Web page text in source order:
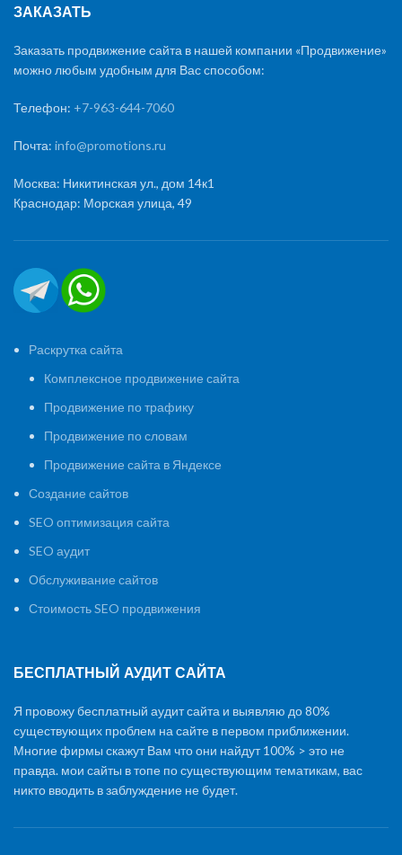
ЗАКАЗАТЬ
Заказать продвижение сайта в нашей компании «Продвижение»
можно любым удобным для Вас способом:
Телефон: +7-963-644-7060
Почта: info@promotions.ru
Москва: Никитинская ул., дом 14к1
Краснодар: Морская улица, 49
Раскрутка сайта
Комплексное продвижение сайта
Продвижение по трафику
Продвижение по словам
Продвижение сайта в Яндексе
Создание сайтов
SEO оптимизация сайта
SEO аудит
Обслуживание сайтов
Стоимость SEO продвижения
БЕСПЛАТНЫЙ АУДИТ САЙТА
Я провожу бесплатный аудит сайта и выявляю до 80%
существующих проблем на сайте в первом приближении.
Многие фирмы скажут Вам что они найдут 100% > это не
правда. мои сайты в топе по существующим тематикам, вас
никто вводить в заблуждение не будет.